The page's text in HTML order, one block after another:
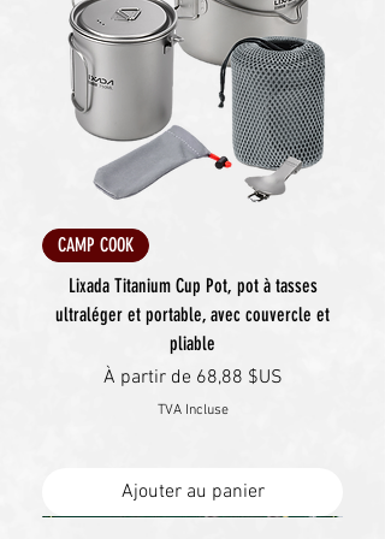
CAMP COOK
Lixada Titanium Cup Pot, pot à tasses
ultraléger et portable, avec couvercle et
pliable
À partir de 68,88 $US
Prix promotionnel
TVA Incluse
Ajouter au panier